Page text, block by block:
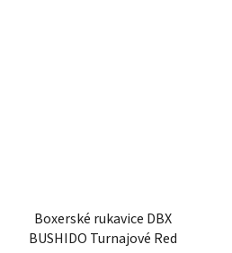
Boxerské rukavice DBX
BUSHIDO Turnajové Red